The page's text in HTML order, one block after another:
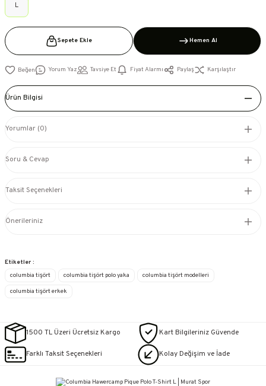
L
Sepete Ekle Hemen Al
Yorum Yaz Tavsiye Et Fiyat Alarmı Paylaş Karşılaştır
Ürün Bilgisi
Yorumlar (0)
Soru & Cevap
Taksit Seçenekleri
Önerileriniz
Etiketler :
columbia tişört
columbia tişört polo yaka columbia tişört modelleri
columbia tişört erkek
1500 TL Üzeri Ücretsiz Kargo Kart Bilgileriniz Güvende
Farklı Taksit Seçenekleri Kolay Değişim ve İade